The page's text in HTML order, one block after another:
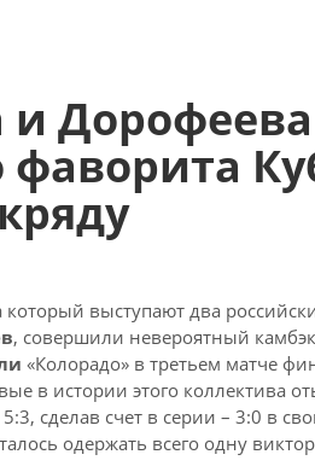
и Дорофеева
который выступают два
, совершили невероятный
«Колорадо» в третьем матче
в истории этого коллектива
сделав счет в серии – 3:0 в
одержать всего одну